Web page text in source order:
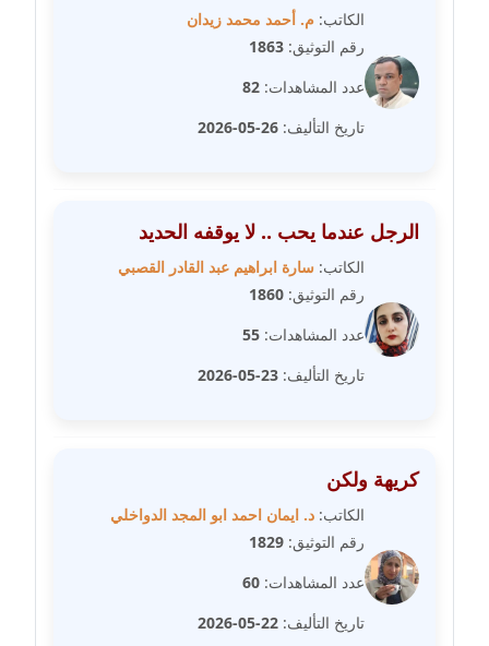
مدونة سارة سعيد
عاملة
مدونة سامح رشاد
مدونة سامح طلعت
عاملة
مدونة سامح فرج
مدونة سحر أبو العلا
عاملة
مدونة سحر حسب الله
عاملة
مدونة سعاد سيد
الكاتب: م. أحمد محمد زيدان
رقم التوثيق: 1863
عدد المشاهدات: 82
تاريخ التأليف: 26-05-2026
الرجل عندما يحب .. لا يوقفه الحديد
الكاتب: سارة ابراهيم عبد القادر القصبي
رقم التوثيق: 1860
عدد المشاهدات: 55
تاريخ التأليف: 23-05-2026
كريهة ولكن
الكاتب: د. ايمان احمد ابو المجد الدواخلي
رقم التوثيق: 1829
عدد المشاهدات: 60
تاريخ التأليف: 22-05-2026